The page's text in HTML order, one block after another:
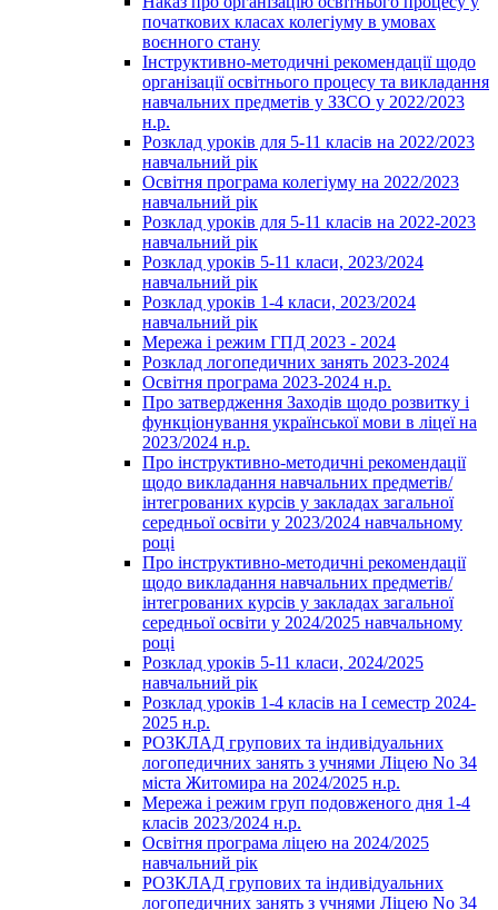
початкових класах колегіуму в умовах
воєнного стану
Інструктивно-методичні рекомендації щодо
організації освітнього процесу та викладання
навчальних предметів у ЗЗСО у 2022/2023
н.р.
Розклад уроків для 5-11 класів на 2022/2023
навчальний рік
Освітня програма колегіуму на 2022/2023
навчальний рік
Розклад уроків для 5-11 класів на 2022-2023
навчальний рік
Розклад уроків 5-11 класи, 2023/2024
навчальний рік
Розклад уроків 1-4 класи, 2023/2024
навчальний рік
Мережа і режим ГПД 2023 - 2024
Розклад логопедичних занять 2023-2024
Освітня програма 2023-2024 н.р.
Про затвердження Заходів щодо розвитку і
функціонування української мови в ліцеї на
2023/2024 н.р.
Про інструктивно-методичні рекомендації
щодо викладання навчальних предметів/
інтегрованих курсів у закладах загальної
середньої освіти у 2023/2024 навчальному
році
Про інструктивно-методичні рекомендації
щодо викладання навчальних предметів/
інтегрованих курсів у закладах загальної
середньої освіти у 2024/2025 навчальному
році
Розклад уроків 5-11 класи, 2024/2025
навчальний рік
Розклад уроків 1-4 класів на І семестр 2024-
2025 н.р.
РОЗКЛАД групових та індивідуальних
логопедичних занять з учнями Ліцею No 34
міста Житомира на 2024/2025 н.р.
Мережа і режим груп подовженого дня 1-4
класів 2023/2024 н.р.
Освітня програма ліцею на 2024/2025
навчальний рік
РОЗКЛАД групових та індивідуальних
логопедичних занять з учнями Ліцею No 34